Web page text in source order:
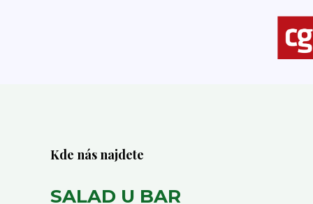
Kde nás najdete
SALAD U BAR